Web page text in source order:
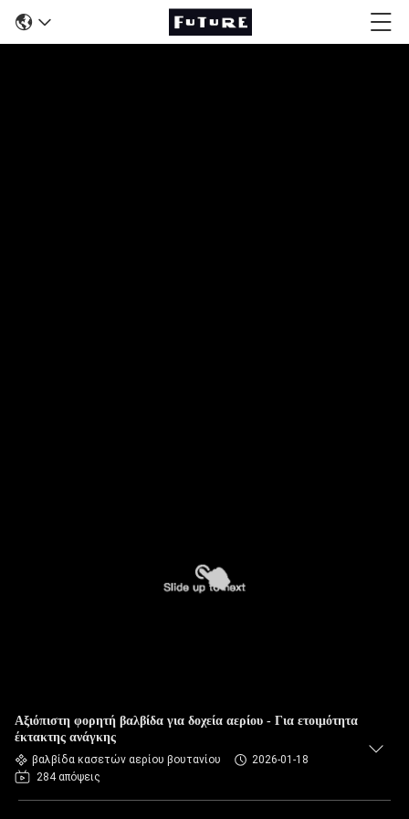
Αξιόπιστη φορητή βαλβίδα για δοχεία αερίου - Για ετοιμότητα
έκτακτης ανάγκης
βαλβίδα κασετών αερίου βουτανίου
2026-01-18
284 απόψεις